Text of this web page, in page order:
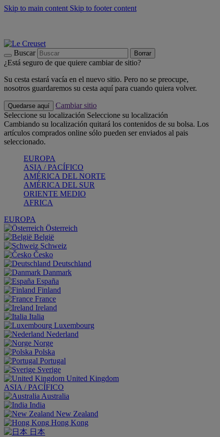
Skip to main content Skip to footer content
Buscar Borrar
¿Está seguro de que quiere cambiar de sitio?
Su cesta estará vacía en el nuevo sitio. Pero no se preocupe,
nosotros guardaremos su cesta aquí para cuando quiera volver.
Quedarse aquí
Cambiar sitio
Seleccione su localización Seleccione su localización
Cambiando su localización quitará los contenidos de su bolsa. Los
artículos comprados online sólo pueden ser enviados al pais
seleccionado.
EUROPA
ASIA / PACÍFICO
AMÉRICA DEL NORTE
AMÉRICA DEL SUR
ORIENTE MEDIO
AFRICA
EUROPA
Österreich
België
Schweiz
Česko
Deutschland
Danmark
España
Finland
France
Ireland
Italia
Luxembourg
Nederland
Norge
Polska
Portugal
Sverige
United Kingdom
ASIA / PACÍFICO
Australia
India
New Zealand
Hong Kong
日本